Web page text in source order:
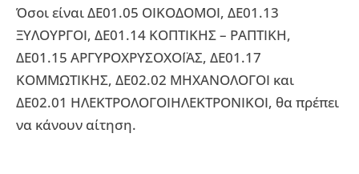
Όσοι είναι ΔΕ01.05 ΟΙΚΟΔΟΜΟΙ, ΔΕ01.13
ΞΥΛΟΥΡΓΟΙ, ΔΕ01.14 ΚΟΠΤΙΚΗΣ – ΡΑΠΤΙΚΗ,
ΔΕ01.15 ΑΡΓΥΡΟΧΡΥΣΟΧΟΪΑΣ, ΔΕ01.17
ΚΟΜΜΩΤΙΚΗΣ, ΔΕ02.02 ΜΗΧΑΝΟΛΟΓΟΙ και
ΔΕ02.01 ΗΛΕΚΤΡΟΛΟΓΟΙΗΛΕΚΤΡΟΝΙΚΟΙ, θα πρέπει
να κάνουν αίτηση.